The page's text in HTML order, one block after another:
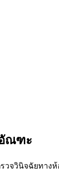
อัณฑะ
วจวินิจฉัยทาง